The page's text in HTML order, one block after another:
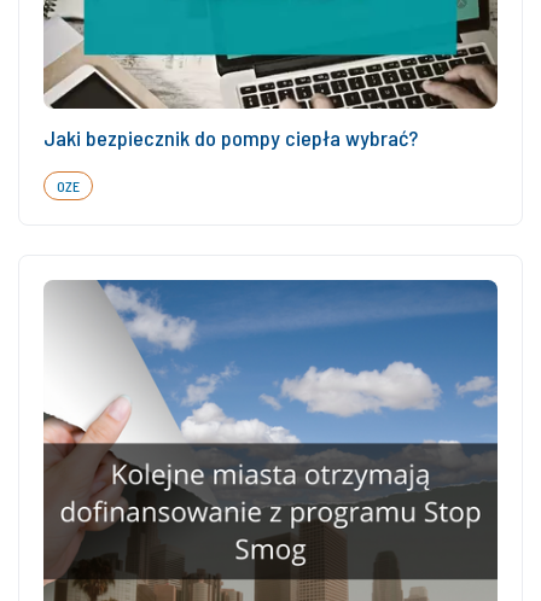
Jaki bezpiecznik do pompy ciepła wybrać?
OZE